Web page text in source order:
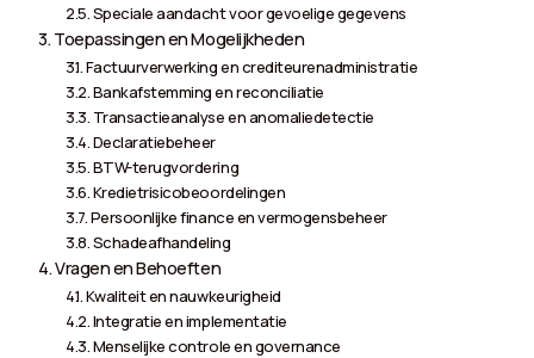
Speciale aandacht voor gevoelige gegevens
Toepassingen en Mogelijkheden
Factuurverwerking en crediteurenadministratie
Bankafstemming en reconciliatie
Transactieanalyse en anomaliedetectie
Declaratiebeheer
BTW-terugvordering
Kredietrisicobeoordelingen
Persoonlijke finance en vermogensbeheer
Schadeafhandeling
Vragen en Behoeften
Kwaliteit en nauwkeurigheid
Integratie en implementatie
Menselijke controle en governance